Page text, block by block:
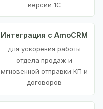
версии 1С
Интеграция с AmoCRM
для ускорения работы
отдела продаж и
мгновенной отправки КП и
договоров